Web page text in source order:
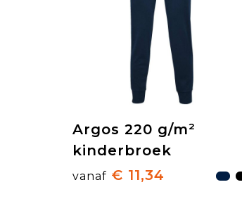
Argos 220 g/m²
kinderbroek
vanaf € 11,34